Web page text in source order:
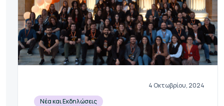
4 Οκτωβρίου, 2024
Νέα και Εκδηλώσεις